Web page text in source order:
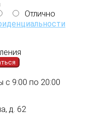
Отлично
с 9:00 по 20:00
д. 62